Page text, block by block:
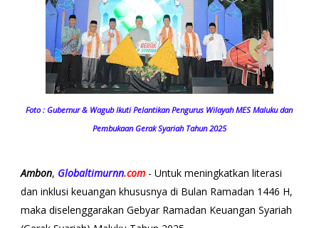
Foto : Gubernur & Wagub Ikuti Pelantikan Pengurus Wilayah MES Maluku dan
Pembukaan Gerak Syariah Tahun 2025
Ambon, Globaltimurnn.com- Untuk meningkatkan literasi
dan inklusi keuangan khususnya di Bulan Ramadan 1446 H,
maka diselenggarakan Gebyar Ramadan Keuangan Syariah